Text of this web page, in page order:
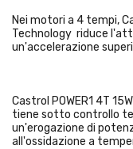
Nei motori a 4 tempi,
Technology riduce
un'accelerazione
Castrol POWER1 4T
tiene sotto controllo
un'erogazione di
all'ossidazione a